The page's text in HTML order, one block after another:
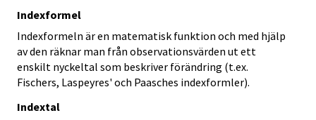
Indexformel
Indexformeln är en matematisk funktion och med hjälp
av den räknar man från observationsvärden ut ett
enskilt nyckeltal som beskriver förändring (t.ex.
Fischers, Laspeyres' och Paasches indexformler).
Indextal